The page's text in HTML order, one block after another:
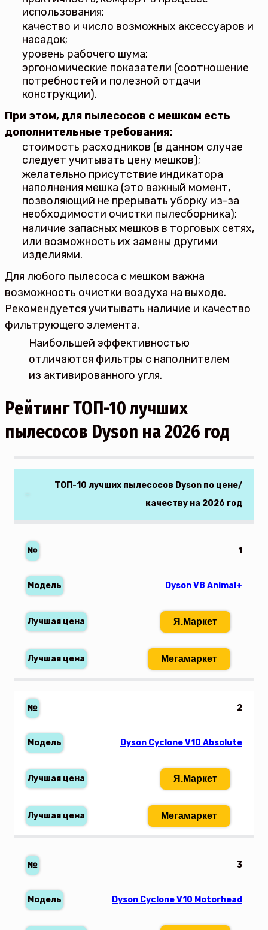
использования;
качество и число возможных аксессуаров и
насадок;
уровень рабочего шума;
эргономические показатели (соотношение
потребностей и полезной отдачи
конструкции).
При этом, для пылесосов с мешком есть
дополнительные требования:
стоимость расходников (в данном случае
следует учитывать цену мешков);
желательно присутствие индикатора
наполнения мешка (это важный момент,
позволяющий не прерывать уборку из-за
необходимости очистки пылесборника);
наличие запасных мешков в торговых сетях,
или возможность их замены другими
изделиями.
Для любого пылесоса с мешком важна
возможность очистки воздуха на выходе.
Рекомендуется учитывать наличие и качество
фильтрующего элемента.
Наибольшей эффективностью
отличаются фильтры с наполнителем
из активированного угля.
Рейтинг ТОП-10 лучших
пылесосов Dyson на 2026 год
ТОП-10 лучших пылесосов Dyson по цене/
качеству на 2026 год
1
Dyson V8 Animal+
Я.Маркет
Мегамаркет
2
Dyson Cyclone V10 Absolute
Я.Маркет
Мегамаркет
3
Dyson Cyclone V10 Motorhead